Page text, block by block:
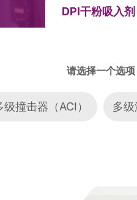
DPI干粉吸入剂
请选择一个选项
撞击器（ACI） 多级